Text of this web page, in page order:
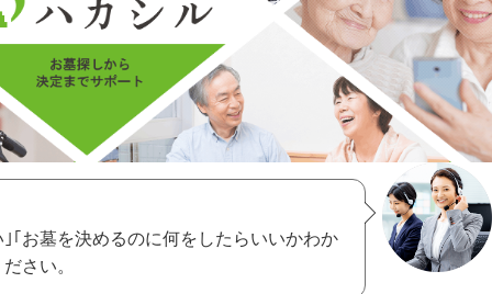
｢お墓を決めるのに何をしたらいいかわか
さい。